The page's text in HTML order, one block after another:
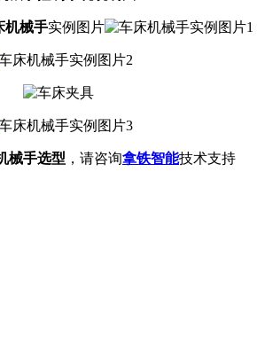
机械手实例图片
械手选型 ，请咨询拿铁智能技术支持